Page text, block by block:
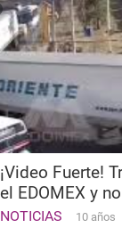
¡Video Fuerte!
el EDOMEX y
NOTICIAS 10 años